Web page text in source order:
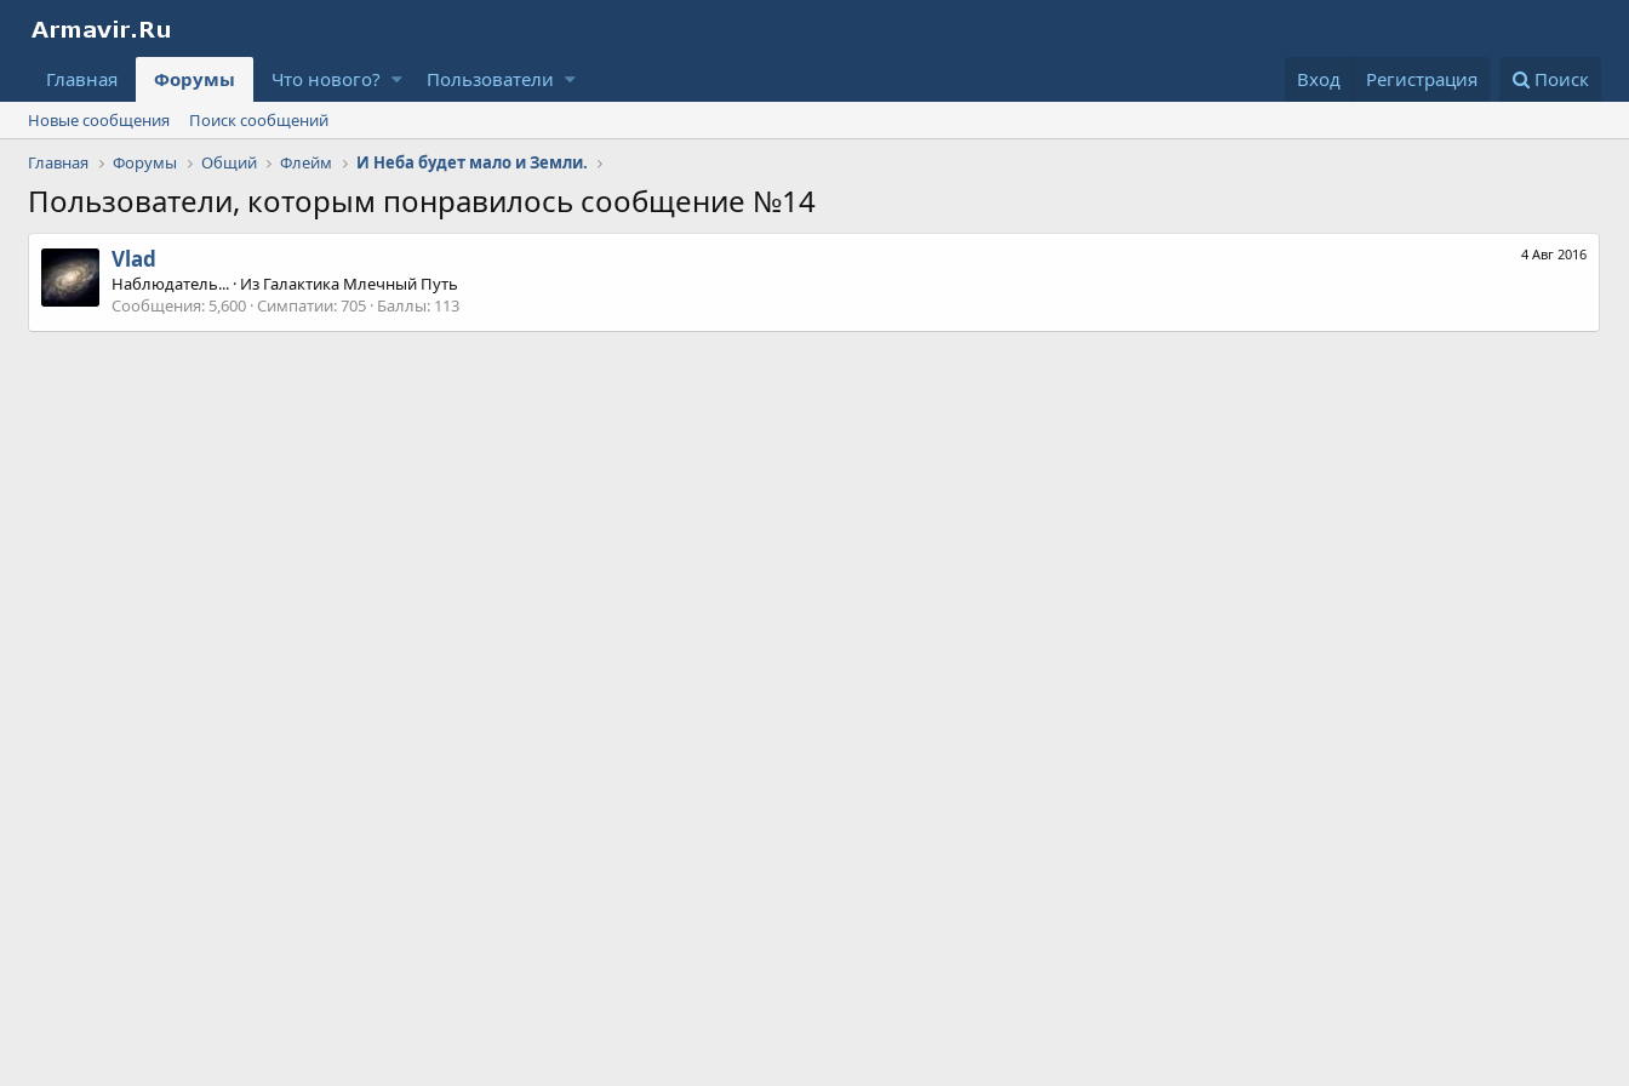
Главная Форумы Что нового? Пользователи Вход Регистрация Поиск
Новые сообщения
Поиск сообщений
Главная
Форумы Общий Флейм И Неба будет мало и Земли.
Пользователи, которым понравилось сообщение №14
4 Авг 2016
Vlad
Наблюдатель... · Из Галактика Млечный Путь
Сообщения 5,600 Симпатии 705 Баллы 113